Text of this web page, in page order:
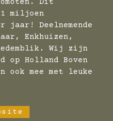
Dit
miljoen
jaar! Deelnemende
Enkhuizen,
Wij zijn
op Holland Boven
ook mee met leuke